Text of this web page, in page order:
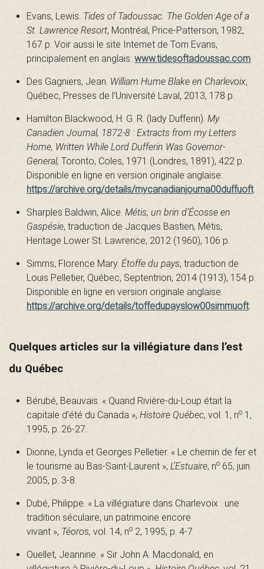
Evans, Lewis. Tides of Tadoussac. The Golden Age of a
St. Lawrence Resort, Montréal, Price-Patterson, 1982,
167 p. Voir aussi le site Internet de Tom Evans,
principalement en anglais: www.tidesoftadoussac.com.
Des Gagniers, Jean. William Hume Blake en Charlevoix,
Québec, Presses de l’Université Laval, 2013, 178 p.
Hamilton Blackwood, H. G. R. (lady Dufferin). My
Canadien Journal, 1872-8 : Extracts from my Letters
Home, Written While Lord Dufferin Was Governor-
General, Toronto, Coles, 1971 (Londres, 1891), 422 p.
Disponible en ligne en version originale anglaise:
https://archive.org/details/mycanadianjourna00duffuoft.
Sharples Baldwin, Alice. Métis, un brin d’Écosse en
Gaspésie, traduction de Jacques Bastien, Métis,
Heritage Lower St. Lawrence, 2012 (1960), 106 p.
Simms, Florence Mary. Étoffe du pays, traduction de
Louis Pelletier, Québec, Septentrion, 2014 (1913), 154 p.
Disponible en ligne en version originale anglaise:
https://archive.org/details/toffedupayslow00simmuoft.
Quelques articles sur la villégiature dans l’est
du Québec
Bérubé, Beauvais. « Quand Rivière-du-Loup était la
capitale d’été du Canada », Histoire Québec, vol. 1, no 1,
1995, p. 26-27.
Dionne, Lynda et Georges Pelletier. « Le chemin de fer et
le tourisme au Bas-Saint-Laurent », L’Estuaire, no 65, juin
2005, p. 3-8.
Dubé, Philippe. « La villégiature dans Charlevoix : une
tradition séculaire, un patrimoine encore
vivant », Téoros, vol. 14, no 2, 1995, p. 4-7.
Ouellet, Jeannine. « Sir John A. Macdonald, en